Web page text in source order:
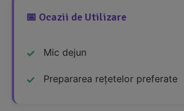
📅 Ocazii de Utilizare
Mic dejun
Prepararea rețetelor preferate